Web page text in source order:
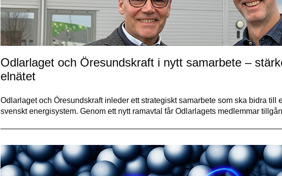
Odlarlaget och Öresundskraft i nytt samarbete –
elnätet
Odlarlaget och Öresundskraft inleder ett strategiskt samarbete som ska bidra till
svenskt energisystem. Genom ett nytt ramavtal får Odlarlagets medlemmar